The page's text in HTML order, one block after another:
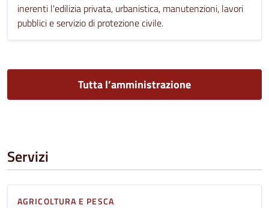
inerenti l'edilizia privata, urbanistica, manutenzioni, lavori
pubblici e servizio di protezione civile.
Tutta l’amministrazione
Servizi
AGRICOLTURA E PESCA